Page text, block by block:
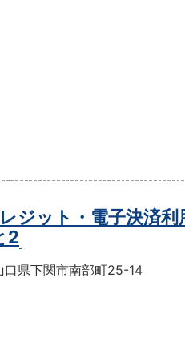
ジット・電子決済
2
口県下関市南部町25-14